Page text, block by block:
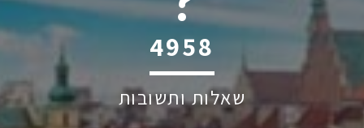
6045
שאלות ותשובות